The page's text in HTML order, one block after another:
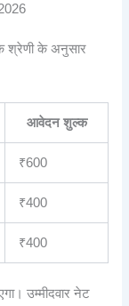
श्रेणी के अनुसार
आवेदन शुल्क
₹600
₹400
₹400
उम्मीदवार नेट